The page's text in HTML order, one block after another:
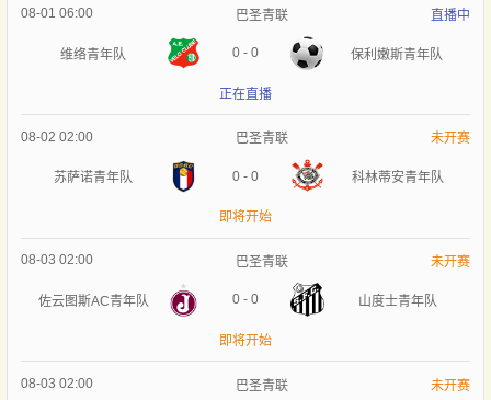
08-01 06:00 巴圣青联 直播中
维络青年队 0 - 0 保利嫩斯青年队
正在直播
08-02 02:00 巴圣青联 未开赛
苏萨诺青年队 0 - 0 科林蒂安青年队
即将开始
08-03 02:00 巴圣青联 未开赛
佐云图斯AC青年队 0 - 0 山度士青年队
即将开始
08-03 02:00 巴圣青联 未开赛